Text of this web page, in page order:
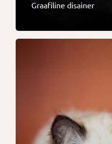
Graafiline disainer